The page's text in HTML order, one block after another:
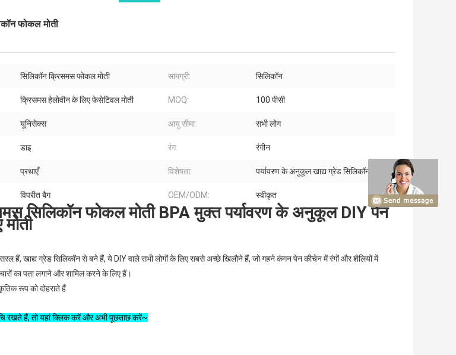
फोकल मोती
सिलिकॉन क्रिसमस फोकल मोती सामग्री: सिलिकॉन
क्रिसमस हेलोवीन के लिए फेसेटिवल मोती MOQ: 100 पीसी
यूनिसेक्स आयु सीमा: सभी लोग
डाइ रंग: रंगीन
प्रथाएँ विशेषता: पर्यावरण के अनुकूल खाद्य ग्रेड सिलिकॉन सामग्री
विपरीत बैग OEM/ODM: स्वीकृत
सिलिकॉन फोकल मोती BPA मुक्त पर्यावरण के अनुकूल DIY पेन
हैं, खाद्य ग्रेड सिलिकॉन से बने हैं, ये DIY वाले सभी लोगों के लिए सबसे अच्छे खिलौने हैं, जो गहने कंगन पेन कीचेन में रंगों और शैलियों में
का पता लगाने और शामिल करने के लिए हैं।
रूप को दोहराते हैं
रखते हैं, तो यहां क्लिक करें और अभी पूछताछ करें~